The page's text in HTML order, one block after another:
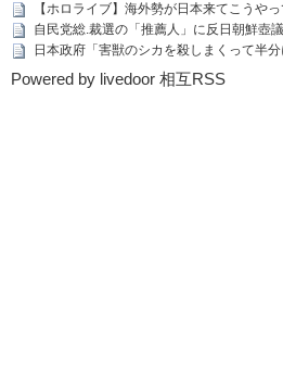
【ホロライブ】海外勢が日本来てこうや
自民党総.裁選の「推薦人」に反日朝鮮
日本政府「害獣のシカを殺しまくって半
Powered by livedoor 相互RSS